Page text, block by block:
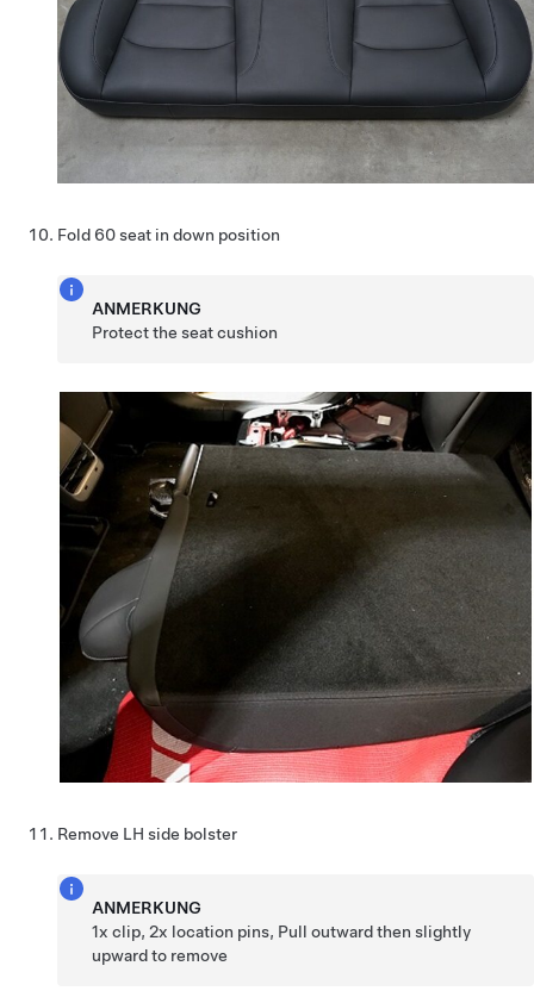
Fold 60 seat in down position
ANMERKUNG
Protect the seat cushion
Remove LH side bolster
ANMERKUNG
1x clip, 2x location pins, Pull outward then slightly
upward to remove